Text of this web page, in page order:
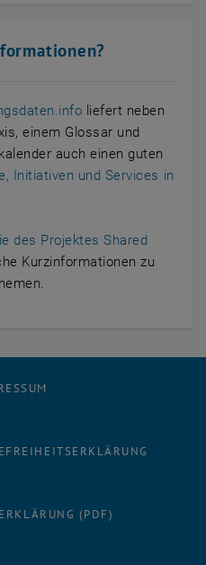
liefert neben
einem Glossar und
auch einen guten
Initiativen und Services in
des Projektes Shared
Kurzinformationen zu
(PDF)